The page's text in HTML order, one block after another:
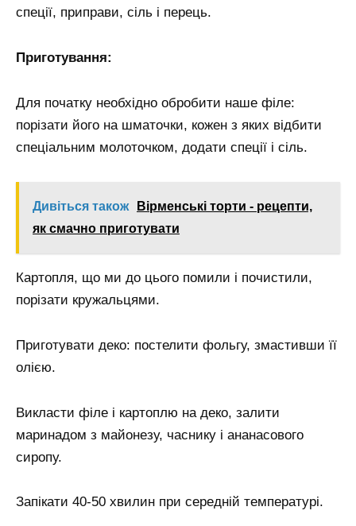
спеції, приправи, сіль і перець.
Приготування:
Для початку необхідно обробити наше філе:
порізати його на шматочки, кожен з яких відбити
спеціальним молоточком, додати спеції і сіль.
Дивіться також
Вірменські торти - рецепти,
як смачно приготувати
Картопля, що ми до цього помили і почистили,
порізати кружальцями.
Приготувати деко: постелити фольгу, змастивши її
олією.
Викласти філе і картоплю на деко, залити
маринадом з майонезу, часнику і ананасового
сиропу.
Запікати 40-50 хвилин при середній температурі.